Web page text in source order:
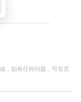
，如有任何问题，可在页